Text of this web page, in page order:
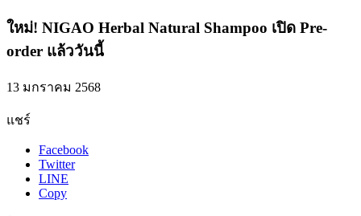
ใหม่! NIGAO Herbal Natural Shampoo เปิด Pre-
order แล้ววันนี้
13 มกราคม 2568
แชร์
Facebook
Twitter
LINE
Copy